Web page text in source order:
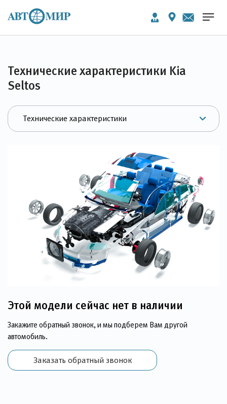
Технические характеристики Kia
Seltos
Этой модели сейчас нет в наличии
Закажите обратный звонок, и мы подберем Вам другой
автомобиль.
Заказать обратный звонок